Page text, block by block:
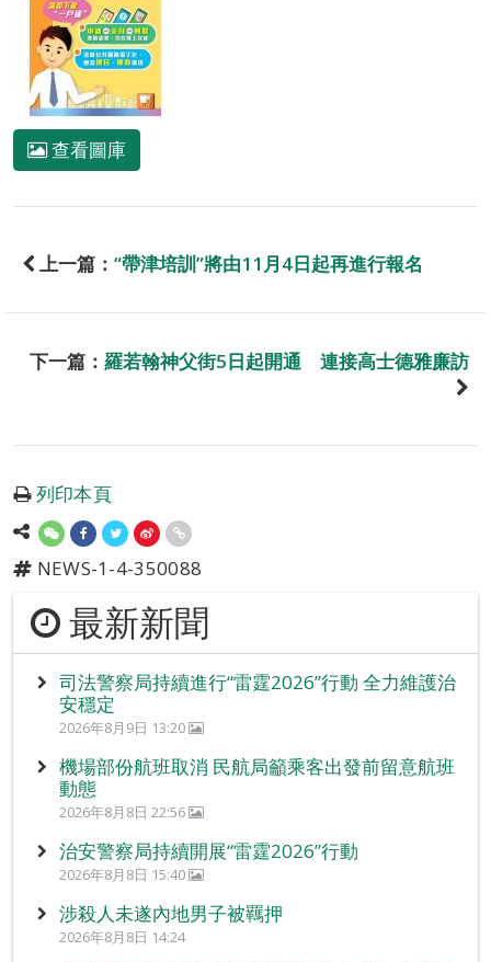
查看圖庫
上一篇： “帶津培訓”將由11月4日起再進行報名
下一篇： 羅若翰神父街5日起開通 連接高士德雅廉訪
列印本頁
NEWS-1-4-350088
最新新聞
司法警察局持續進行“雷霆2026”行動 全力維護治
安穩定
2026年8月9日 13:20
機場部份航班取消 民航局籲乘客出發前留意航班
動態
2026年8月8日 22:56
治安警察局持續開展“雷霆2026”行動
2026年8月8日 15:40
涉殺人未遂內地男子被羈押
2026年8月8日 14:24